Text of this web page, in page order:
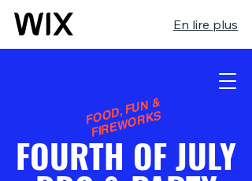
En lire plus